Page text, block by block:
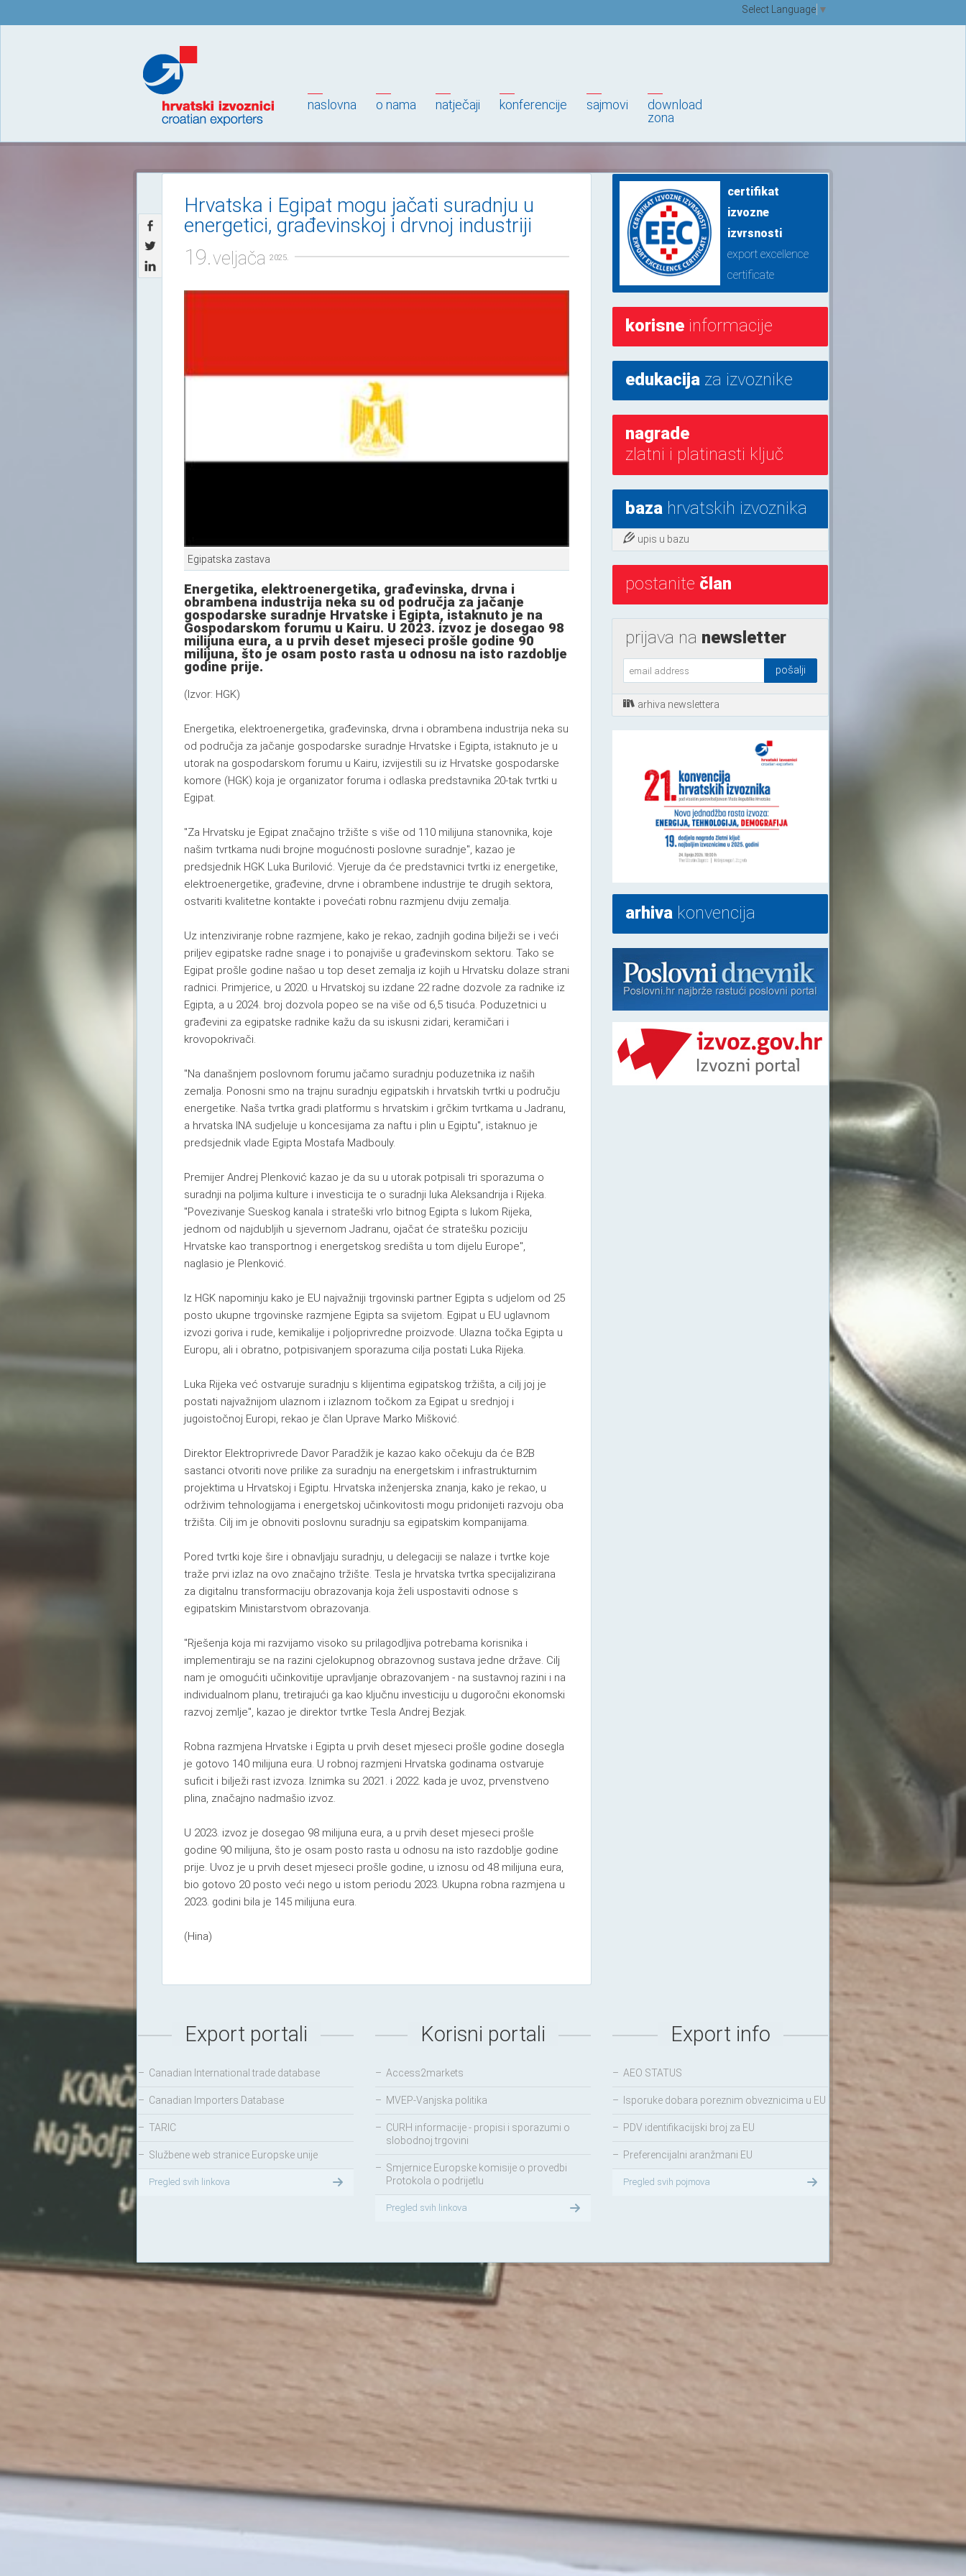
Select Language ▼
naslovna o nama natječaji konferencije sajmovi
download
zona
Hrvatska i Egipat mogu jačati suradnju u
energetici, građevinskoj i drvnoj industriji
19.veljača 2025.
Egipatska zastava
Energetika, elektroenergetika, građevinska, drvna i
obrambena industrija neka su od područja za jačanje
gospodarske suradnje Hrvatske i Egipta, istaknuto je na
Gospodarskom forumu u Kairu. U 2023. izvoz je dosegao 98
milijuna eura, a u prvih deset mjeseci prošle godine 90
milijuna, što je osam posto rasta u odnosu na isto razdoblje
godine prije.
(Izvor: HGK)
Energetika, elektroenergetika, građevinska, drvna i obrambena industrija neka su
od područja za jačanje gospodarske suradnje Hrvatske i Egipta, istaknuto je u
utorak na gospodarskom forumu u Kairu, izvijestili su iz Hrvatske gospodarske
komore (HGK) koja je organizator foruma i odlaska predstavnika 20-tak tvrtki u
Egipat.
"Za Hrvatsku je Egipat značajno tržište s više od 110 milijuna stanovnika, koje
našim tvrtkama nudi brojne mogućnosti poslovne suradnje", kazao je
predsjednik HGK Luka Burilović. Vjeruje da će predstavnici tvrtki iz energetike,
elektroenergetike, građevine, drvne i obrambene industrije te drugih sektora,
ostvariti kvalitetne kontakte i povećati robnu razmjenu dviju zemalja.
Uz intenziviranje robne razmjene, kako je rekao, zadnjih godina bilježi se i veći
priljev egipatske radne snage i to ponajviše u građevinskom sektoru. Tako se
Egipat prošle godine našao u top deset zemalja iz kojih u Hrvatsku dolaze strani
radnici. Primjerice, u 2020. u Hrvatskoj su izdane 22 radne dozvole za radnike iz
Egipta, a u 2024. broj dozvola popeo se na više od 6,5 tisuća. Poduzetnici u
građevini za egipatske radnike kažu da su iskusni zidari, keramičari i
krovopokrivači.
"Na današnjem poslovnom forumu jačamo suradnju poduzetnika iz naših
zemalja. Ponosni smo na trajnu suradnju egipatskih i hrvatskih tvrtki u području
energetike. Naša tvrtka gradi platformu s hrvatskim i grčkim tvrtkama u Jadranu,
a hrvatska INA sudjeluje u koncesijama za naftu i plin u Egiptu", istaknuo je
predsjednik vlade Egipta Mostafa Madbouly.
Premijer Andrej Plenković kazao je da su u utorak potpisali tri sporazuma o
suradnji na poljima kulture i investicija te o suradnji luka Aleksandrija i Rijeka.
"Povezivanje Sueskog kanala i strateški vrlo bitnog Egipta s lukom Rijeka,
jednom od najdubljih u sjevernom Jadranu, ojačat će stratešku poziciju
Hrvatske kao transportnog i energetskog središta u tom dijelu Europe",
naglasio je Plenković.
Iz HGK napominju kako je EU najvažniji trgovinski partner Egipta s udjelom od 25
posto ukupne trgovinske razmjene Egipta sa svijetom. Egipat u EU uglavnom
izvozi goriva i rude, kemikalije i poljoprivredne proizvode. Ulazna točka Egipta u
Europu, ali i obratno, potpisivanjem sporazuma cilja postati Luka Rijeka.
Luka Rijeka već ostvaruje suradnju s klijentima egipatskog tržišta, a cilj joj je
postati najvažnijom ulaznom i izlaznom točkom za Egipat u srednjoj i
jugoistočnoj Europi, rekao je član Uprave Marko Mišković.
Direktor Elektroprivrede Davor Paradžik je kazao kako očekuju da će B2B
sastanci otvoriti nove prilike za suradnju na energetskim i infrastrukturnim
projektima u Hrvatskoj i Egiptu. Hrvatska inženjerska znanja, kako je rekao, u
održivim tehnologijama i energetskoj učinkovitosti mogu pridonijeti razvoju oba
tržišta. Cilj im je obnoviti poslovnu suradnju sa egipatskim kompanijama.
Pored tvrtki koje šire i obnavljaju suradnju, u delegaciji se nalaze i tvrtke koje
traže prvi izlaz na ovo značajno tržište. Tesla je hrvatska tvrtka specijalizirana
za digitalnu transformaciju obrazovanja koja želi uspostaviti odnose s
egipatskim Ministarstvom obrazovanja.
"Rješenja koja mi razvijamo visoko su prilagodljiva potrebama korisnika i
implementiraju se na razini cjelokupnog obrazovnog sustava jedne države. Cilj
nam je omogućiti učinkovitije upravljanje obrazovanjem - na sustavnoj razini i na
individualnom planu, tretirajući ga kao ključnu investiciju u dugoročni ekonomski
razvoj zemlje", kazao je direktor tvrtke Tesla Andrej Bezjak.
Robna razmjena Hrvatske i Egipta u prvih deset mjeseci prošle godine dosegla
je gotovo 140 milijuna eura. U robnoj razmjeni Hrvatska godinama ostvaruje
suficit i bilježi rast izvoza. Iznimka su 2021. i 2022. kada je uvoz, prvenstveno
plina, značajno nadmašio izvoz.
U 2023. izvoz je dosegao 98 milijuna eura, a u prvih deset mjeseci prošle
godine 90 milijuna, što je osam posto rasta u odnosu na isto razdoblje godine
prije. Uvoz je u prvih deset mjeseci prošle godine, u iznosu od 48 milijuna eura,
bio gotovo 20 posto veći nego u istom periodu 2023. Ukupna robna razmjena u
2023. godini bila je 145 milijuna eura.
(Hina)
certifikat
izvozne
izvrsnosti
export excellence
certificate
korisne informacije
edukacija za izvoznike
nagrade
zlatni i platinasti ključ
baza hrvatskih izvoznika
upis u bazu
postanite član
prijava na newsletter
arhiva newslettera
arhiva konvencija
Export portali
– Canadian International trade database
– Canadian Importers Database
– TARIC
– Službene web stranice Europske unije
Pregled svih linkova
Korisni portali
– Access2markets
– MVEP-Vanjska politika
– CURH informacije - propisi i sporazumi o
slobodnoj trgovini
– Smjernice Europske komisije o provedbi
Protokola o podrijetlu
Pregled svih linkova
Export info
– AEO STATUS
– Isporuke dobara poreznim obveznicima u EU
– PDV identifikacijski broj za EU
– Preferencijalni aranžmani EU
Pregled svih pojmova